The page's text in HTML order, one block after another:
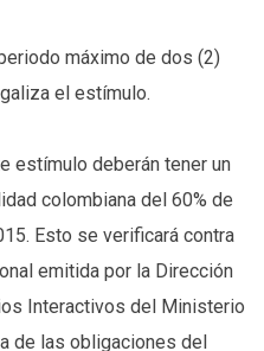
máximo de dos (2)
el estímulo.
estímulo deberán tener un
colombiana del 60% de
Esto se verificará contra
emitida por la Dirección
Interactivos del Ministerio
de las obligaciones del